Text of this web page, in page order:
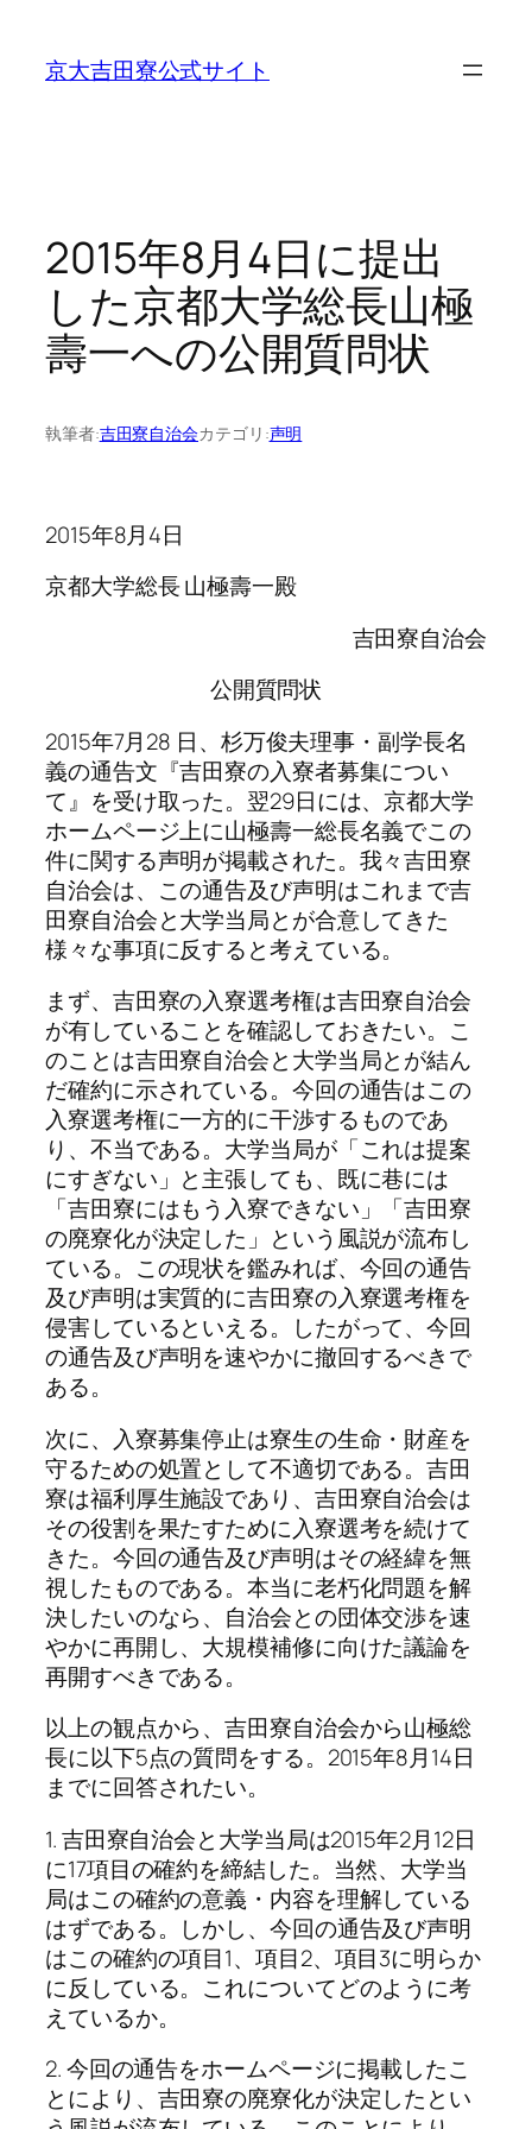
京大吉田寮公式サイト
2015年8月4日に提出
した京都大学総長山極
壽一への公開質問状
執筆者:吉田寮自治会カテゴリ:声明
2015年8月4日
京都大学総長 山極壽一殿
吉田寮自治会
公開質問状
2015年7月28 日、杉万俊夫理事・副学長名
義の通告文『吉田寮の入寮者募集につい
て』を受け取った。翌29日には、京都大学
ホームページ上に山極壽一総長名義でこの
件に関する声明が掲載された。我々吉田寮
自治会は、この通告及び声明はこれまで吉
田寮自治会と大学当局とが合意してきた
様々な事項に反すると考えている。
まず、吉田寮の入寮選考権は吉田寮自治会
が有していることを確認しておきたい。こ
のことは吉田寮自治会と大学当局とが結ん
だ確約に示されている。今回の通告はこの
入寮選考権に一方的に干渉するものであ
り、不当である。大学当局が「これは提案
にすぎない」と主張しても、既に巷には
「吉田寮にはもう入寮できない」「吉田寮
の廃寮化が決定した」という風説が流布し
ている。この現状を鑑みれば、今回の通告
及び声明は実質的に吉田寮の入寮選考権を
侵害しているといえる。したがって、今回
の通告及び声明を速やかに撤回するべきで
ある。
次に、入寮募集停止は寮生の生命・財産を
守るための処置として不適切である。吉田
寮は福利厚生施設であり、吉田寮自治会は
その役割を果たすために入寮選考を続けて
きた。今回の通告及び声明はその経緯を無
視したものである。本当に老朽化問題を解
決したいのなら、自治会との団体交渉を速
やかに再開し、大規模補修に向けた議論を
再開すべきである。
以上の観点から、吉田寮自治会から山極総
長に以下5点の質問をする。2015年8月14日
までに回答されたい。
1. 吉田寮自治会と大学当局は2015年2月12日
に17項目の確約を締結した。当然、大学当
局はこの確約の意義・内容を理解している
はずである。しかし、今回の通告及び声明
はこの確約の項目1、項目2、項目3に明らか
に反している。これについてどのように考
えているか。
2. 今回の通告をホームページに掲載したこ
とにより、吉田寮の廃寮化が決定したとい